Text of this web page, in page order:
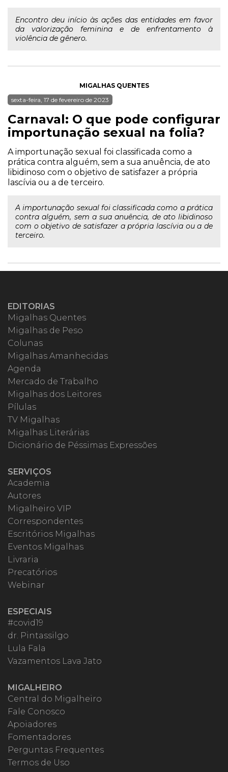
Encontro deu início às ações das entidades em favor
da valorização feminina e de enfrentamento à
violência de gênero.
MIGALHAS QUENTES
sexta-feira, 17 de fevereiro de 2023
Carnaval: O que pode configurar
importunação sexual na folia?
A importunação sexual foi classificada como a
prática contra alguém, sem a sua anuência, de ato
libidinoso com o objetivo de satisfazer a própria
lascívia ou a de terceiro.
A importunação sexual foi classificada como a prática
contra alguém, sem a sua anuência, de ato libidinoso
com o objetivo de satisfazer a própria lascívia ou a de
terceiro.
EDITORIAS
Migalhas Quentes
Migalhas de Peso
Colunas
Migalhas Amanhecidas
Agenda
Mercado de Trabalho
Migalhas dos Leitores
Pílulas
TV Migalhas
Migalhas Literárias
Dicionário de Péssimas Expressões
SERVIÇOS
Academia
Autores
Migalheiro VIP
Correspondentes
Escritórios Migalhas
Eventos Migalhas
Livraria
Precatórios
Webinar
ESPECIAIS
#covid19
dr. Pintassilgo
Lula Fala
Vazamentos Lava Jato
MIGALHEIRO
Central do Migalheiro
Fale Conosco
Apoiadores
Fomentadores
Perguntas Frequentes
Termos de Uso